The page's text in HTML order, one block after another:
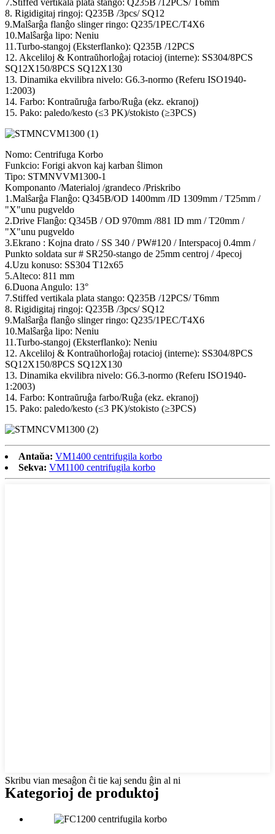
7.Stiffed vertikala plata stango: Q235B /12PCS/ T6mm
8. Rigidigitaj ringoj: Q235B /3pcs/ SQ12
9.Malŝarĝa flanĝo slinger ringo: Q235/1PEC/T4X6
10.Malŝarĝa lipo: Neniu
11.Turbo-stangoj (Eksterflanko): Q235B /12PCS
12. Akceliloj & Kontraŭhorloĝaj rotacioj (interne): SS304/8PCS
SQ12X150/8PCS SQ12X130
13. Dinamika ekvilibra nivelo: G6.3-normo (Referu ISO1940-
1:2003)
14. Farbo: Kontraŭruĝa farbo/Ruĝa (ekz. ekranoj)
15. Pako: paledo/kesto (≤3 PK)/stokisto (≥3PCS)
Nomo: Centrifuga Korbo
Funkcio: Forigi akvon kaj karban ŝlimon
Tipo: STMNVVM1300-1
Komponanto /Materialoj /grandeco /Priskribo
1.Malŝarĝa Flanĝo: Q345B/OD 1400mm /ID 1309mm / T25mm /
"X"unu pugveldo
2.Drive Flanĝo: Q345B / OD 970mm /881 ID mm / T20mm /
"X"unu pugveldo
3.Ekrano : Kojna drato / SS 340 / PW#120 / Interspacoj 0.4mm /
Punkto soldata sur # SR250-stango de 25mm centroj / 4pecoj
4.Uzu konuso: SS304 T12x65
5.Alteco: 811 mm
6.Duona Angulo: 13°
7.Stiffed vertikala plata stango: Q235B /12PCS/ T6mm
8. Rigidigitaj ringoj: Q235B /3pcs/ SQ12
9.Malŝarĝa flanĝo slinger ringo: Q235/1PEC/T4X6
10.Malŝarĝa lipo: Neniu
11.Turbo-stangoj (Eksterflanko): Neniu
12. Akceliloj & Kontraŭhorloĝaj rotacioj (interne): SS304/8PCS
SQ12X150/8PCS SQ12X130
13. Dinamika ekvilibra nivelo: G6.3-normo (Referu ISO1940-
1:2003)
14. Farbo: Kontraŭruĝa farbo/Ruĝa (ekz. ekranoj)
15. Pako: paledo/kesto (≤3 PK)/stokisto (≥3PCS)
Antaŭa: VM1400 centrifugila korbo
Sekva: VM1100 centrifugila korbo
Skribu vian mesaĝon ĉi tie kaj sendu ĝin al ni
Kategorioj de produktoj